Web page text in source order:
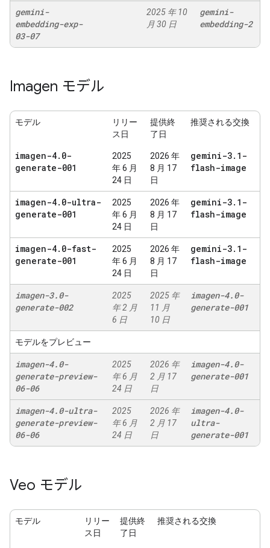
gemini-
embedding-exp-
03-07
2025 年 10
月 30 日
gemini-
embedding-2
Imagen モデル
モデル
リリー
ス日
提供終
了日
推奨される交換
imagen-4. 0-
generate-001
2025
年 6 月
24 日
2026 年
8 月 17
日
gemini-3. 1-
flash-image
imagen-4. 0-ultra-
generate-001
2025
年 6 月
24 日
2026 年
8 月 17
日
gemini-3. 1-
flash-image
imagen-4. 0-fast-
generate-001
2025
年 6 月
24 日
2026 年
8 月 17
日
gemini-3. 1-
flash-image
imagen-3.0-
generate-002
2025
年 2 月
6 日
2025 年
11 月
10 日
imagen-4.0-
generate-001
モデルをプレビュー
imagen-4.0-
generate-preview-
06-06
2025
年 6 月
24 日
2026 年
2 月 17
日
imagen-4.0-
generate-001
imagen-4.0-ultra-
generate-preview-
06-06
2025
年 6 月
24 日
2026 年
2 月 17
日
imagen-4.0-
ultra-
generate-001
Veo モデル
モデル
リリー
ス日
提供終
了日
推奨される交換